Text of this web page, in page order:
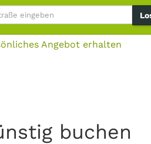
Angebot erhalten
buchen